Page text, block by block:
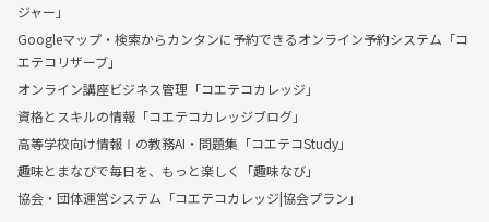
ジャー」
Googleマップ・検索からカンタンに予約できるオンライン予約システム「コ
エテコリザーブ」
オンライン講座ビジネス管理「コエテコカレッジ」
資格とスキルの情報「コエテコカレッジブログ」
高等学校向け情報Ⅰの教務AI・問題集「コエテコStudy」
趣味とまなびで毎日を、もっと楽しく「趣味なび」
協会・団体運営システム「コエテコカレッジ|協会プラン」